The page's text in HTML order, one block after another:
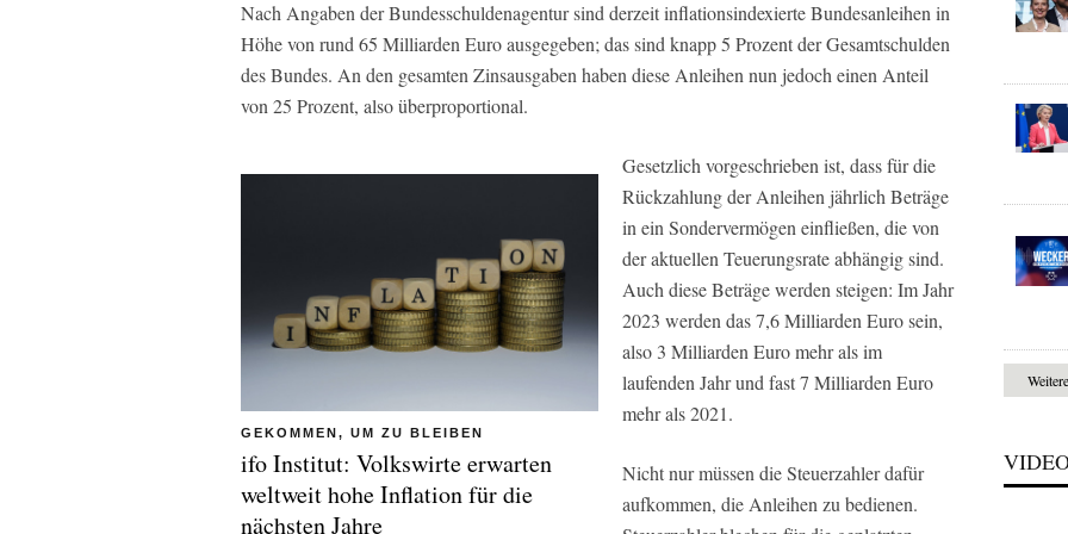
Nach Angaben der Bundesschuldenagentur sind derzeit inflationsindexierte Bundesanleihen in
Höhe von rund 65 Milliarden Euro ausgegeben; das sind knapp 5 Prozent der Gesamtschulden
des Bundes. An den gesamten Zinsausgaben haben diese Anleihen nun jedoch einen Anteil
von 25 Prozent, also überproportional.
GEKOMMEN, UM ZU BLEIBEN
ifo Institut: Volkswirte erwarten
weltweit hohe Inflation für die
nächsten Jahre
Gesetzlich vorgeschrieben ist, dass für die
Rückzahlung der Anleihen jährlich Beträge
in ein Sondervermögen einfließen, die von
der aktuellen Teuerungsrate abhängig sind.
Auch diese Beträge werden steigen: Im Jahr
2023 werden das 7,6 Milliarden Euro sein,
also 3 Milliarden Euro mehr als im
laufenden Jahr und fast 7 Milliarden Euro
mehr als 2021.
Nicht nur müssen die Steuerzahler dafür
aufkommen, die Anleihen zu bedienen.